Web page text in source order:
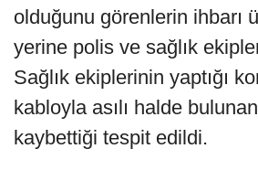
olduğunu görenlerin ihbarı
yerine polis ve sağlık
Sağlık ekiplerinin yaptığı
kabloyla asılı halde
kaybettiği tespit edildi.